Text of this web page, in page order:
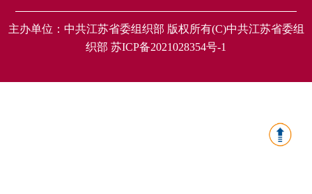
主办单位：中共江苏省委组织部 版权所有(C)中共江苏省委组
织部 苏ICP备2021028354号-1